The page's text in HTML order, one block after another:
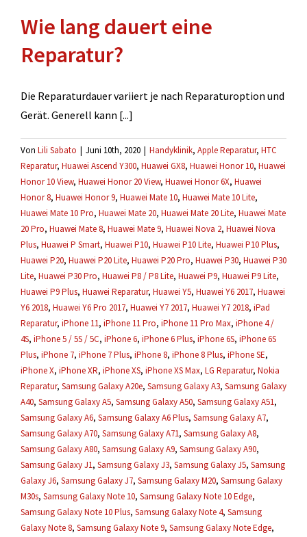
Reparatur
die
Wie lang dauert eine
Reparatur?
Die Reparaturdauer variiert je nach Reparaturoption und
Gerät. Generell kann [...]
Von Lili Sabato | Juni 10th, 2020 | Handyklinik, Apple Reparatur, HTC
Reparatur, Huawei Ascend Y300, Huawei GX8, Huawei Honor 10, Huawei
Honor 10 View, Huawei Honor 20 View, Huawei Honor 6X, Huawei
Honor 8, Huawei Honor 9, Huawei Mate 10, Huawei Mate 10 Lite,
Huawei Mate 10 Pro, Huawei Mate 20, Huawei Mate 20 Lite, Huawei Mate
20 Pro, Huawei Mate 8, Huawei Mate 9, Huawei Nova 2, Huawei Nova
Plus, Huawei P Smart, Huawei P10, Huawei P10 Lite, Huawei P10 Plus,
Huawei P20, Huawei P20 Lite, Huawei P20 Pro, Huawei P30, Huawei P30
Lite, Huawei P30 Pro, Huawei P8 / P8 Lite, Huawei P9, Huawei P9 Lite,
Huawei P9 Plus, Huawei Reparatur, Huawei Y5, Huawei Y6 2017, Huawei
Y6 2018, Huawei Y6 Pro 2017, Huawei Y7 2017, Huawei Y7 2018, iPad
Reparatur, iPhone 11, iPhone 11 Pro, iPhone 11 Pro Max, iPhone 4 /
4S, iPhone 5 / 5S / 5C, iPhone 6, iPhone 6 Plus, iPhone 6S, iPhone 6S
Plus, iPhone 7, iPhone 7 Plus, iPhone 8, iPhone 8 Plus, iPhone SE,
iPhone X, iPhone XR, iPhone XS, iPhone XS Max, LG Reparatur, Nokia
Reparatur, Samsung Galaxy A20e, Samsung Galaxy A3, Samsung Galaxy
A40, Samsung Galaxy A5, Samsung Galaxy A50, Samsung Galaxy A51,
Samsung Galaxy A6, Samsung Galaxy A6 Plus, Samsung Galaxy A7,
Samsung Galaxy A70, Samsung Galaxy A71, Samsung Galaxy A8,
Samsung Galaxy A80, Samsung Galaxy A9, Samsung Galaxy A90,
Samsung Galaxy J1, Samsung Galaxy J3, Samsung Galaxy J5, Samsung
Galaxy J6, Samsung Galaxy J7, Samsung Galaxy M20, Samsung Galaxy
M30s, Samsung Galaxy Note 10, Samsung Galaxy Note 10 Edge,
Samsung Galaxy Note 10 Plus, Samsung Galaxy Note 4, Samsung
Galaxy Note 8, Samsung Galaxy Note 9, Samsung Galaxy Note Edge,